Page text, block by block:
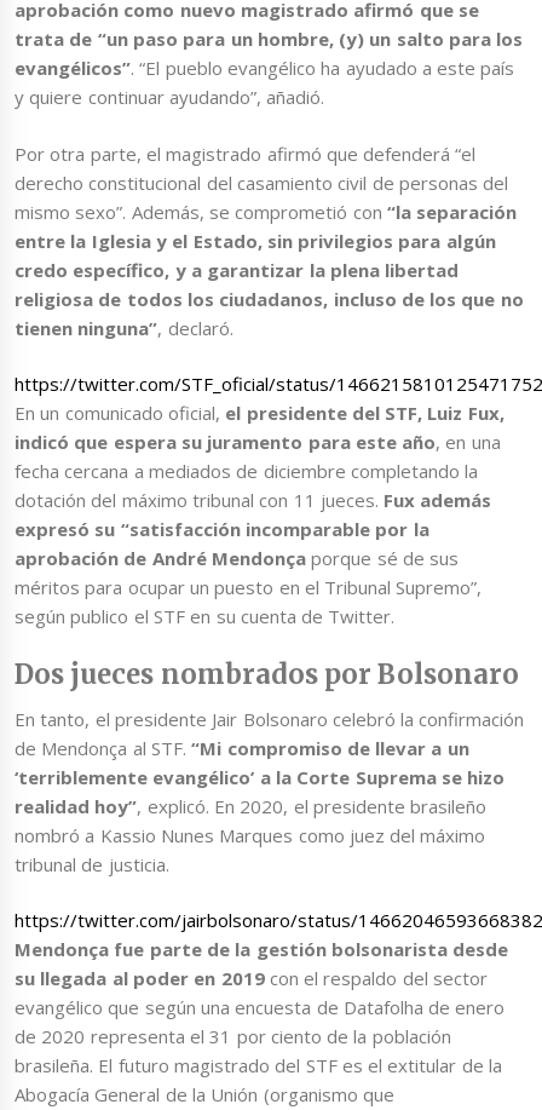
aprobación como nuevo magistrado afirmó que se
trata de “un paso para un hombre, (y) un salto para los
evangélicos”. “El pueblo evangélico ha ayudado a este país
y quiere continuar ayudando”, añadió.
Por otra parte, el magistrado afirmó que defenderá “el
derecho constitucional del casamiento civil de personas del
mismo sexo”. Además, se comprometió con “la separación
entre la Iglesia y el Estado, sin privilegios para algún
credo específico, y a garantizar la plena libertad
religiosa de todos los ciudadanos, incluso de los que no
tienen ninguna”, declaró.
https://twitter.com/STF_oficial/status/1466215810125471752
En un comunicado oficial, el presidente del STF, Luiz Fux,
indicó que espera su juramento para este año, en una
fecha cercana a mediados de diciembre completando la
dotación del máximo tribunal con 11 jueces. Fux además
expresó su “satisfacción incomparable por la
aprobación de André Mendonçaporque sé de sus
méritos para ocupar un puesto en el Tribunal Supremo”,
según publico el STF en su cuenta de Twitter.
Dos jueces nombrados por Bolsonaro
En tanto, el presidente Jair Bolsonaro celebró la confirmación
de Mendonça al STF.“Mi compromiso de llevar a un
‘terriblemente evangélico’ a la Corte Suprema se hizo
realidad hoy”, explicó. En 2020, el presidente brasileño
nombró a Kassio Nunes Marques como juez del máximo
tribunal de justicia.
https://twitter.com/jairbolsonaro/status/
Mendonça fue parte de la gestión bolsonarista desde
su llegada al poder en 2019con el respaldo del sector
evangélico que según una encuesta de Datafolha de enero
de 2020 representa el 31 por ciento de la población
brasileña. El futuro magistrado del STF es el extitular de la
Abogacía General de la Unión (organismo que